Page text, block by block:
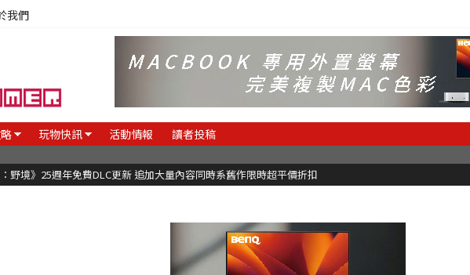
我們
玩物快訊 活動情報 讀者投稿
野境》25週年免費DLC更新 追加大量內容同時系舊作限時超平價折扣